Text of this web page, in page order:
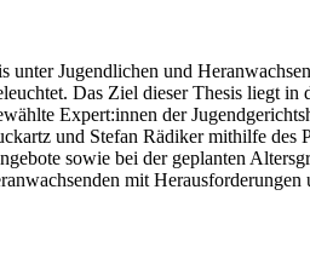
Jugendlichen und
Das Ziel dieser Thesis liegt
Expert:innen der
und Stefan Rädiker mithilfe
sowie bei der geplanten
mit